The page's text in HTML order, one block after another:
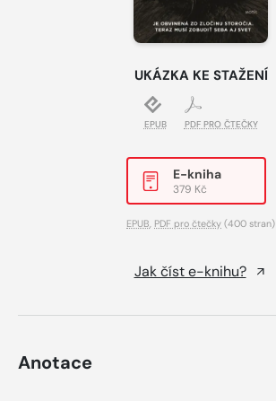
UKÁZKA KE STAŽENÍ
EPUB PDF PRO ČTEČKY
E-kniha
379 Kč
EPUB, PDF pro čtečky (400 stran)
Jak číst e-knihu?
Anotace